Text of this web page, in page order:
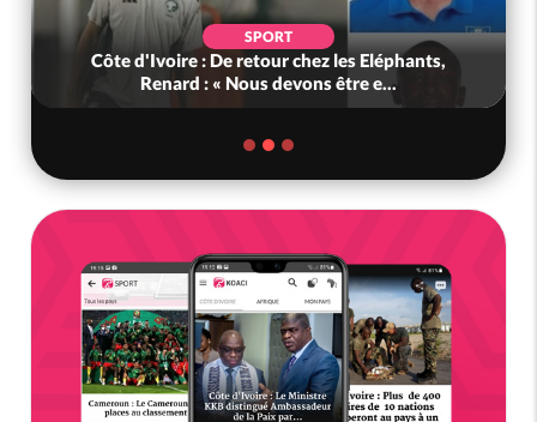
SPORT
Côte d'Ivoire : De retour chez les Eléphants,
Renard : « Nous devons être e...